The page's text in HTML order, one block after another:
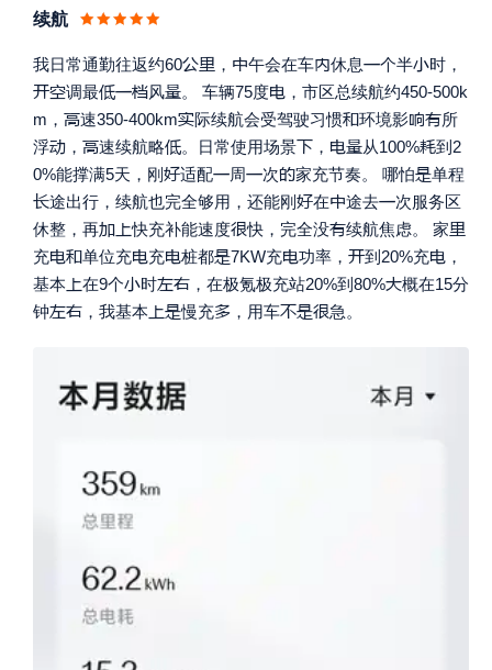
续航
我日常通勤往返约60 ， 午会在车休息个半时，
调最风。 车辆75度 ，市区总续航约450-500k
m， 速350-400km际续航会受驾驶习惯环境影所
浮 ， 速续航略。日常使用场景 ， 从100%到2
0%能撑满5天，刚适配周次家充节奏。 哪怕单程
途出行，续航也完全够用，还能刚在途去次服务区
休整，再 快充补能速度快，完全没续航焦虑。 家
充单位充充桩都7KW充功率， 到20%充 ，
基本 在9个时 ，在极氪极充站20%到80%概在15分
钟 ，我基本 慢充 ，用车急。